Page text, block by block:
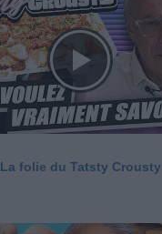
La folie du Tatsty Crousty